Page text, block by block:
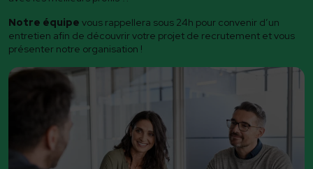
Notre équipe vous rappellera sous 24h pour convenir d’un
entretien afin de découvrir votre projet de recrutement et vous
présenter notre organisation !